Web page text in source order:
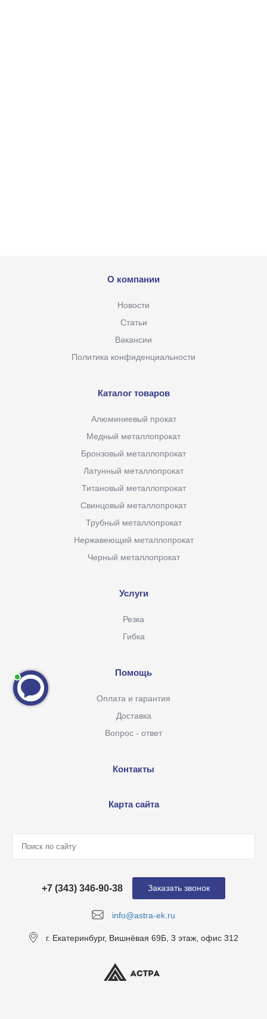
О компании
Новости
Статьи
Вакансии
Политика конфиденциальности
Каталог товаров
Алюминиевый прокат
Медный металлопрокат
Бронзовый металлопрокат
Латунный металлопрокат
Титановый металлопрокат
Свинцовый металлопрокат
Трубный металлопрокат
Нержавеющий металлопрокат
Черный металлопрокат
Услуги
Резка
Гибка
Помощь
Оплата и гарантия
Доставка
Вопрос - ответ
Контакты
Карта сайта
info@astra-ek.ru
+7 (343) 346-90-38
г. Екатеринбург, Вишнёвая 69Б, 3 этаж, офис 312
Заказать звонок